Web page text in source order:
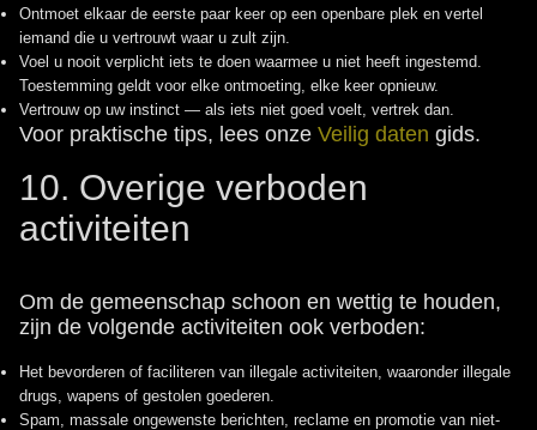
Ontmoet elkaar de eerste paar keer op een openbare plek en vertel
iemand die u vertrouwt waar u zult zijn.
Voel u nooit verplicht iets te doen waarmee u niet heeft ingestemd.
Toestemming geldt voor elke ontmoeting, elke keer opnieuw.
Vertrouw op uw instinct — als iets niet goed voelt, vertrek dan.
Voor praktische tips, lees onze Veilig daten gids.
10. Overige verboden
activiteiten
Om de gemeenschap schoon en wettig te houden,
zijn de volgende activiteiten ook verboden:
Het bevorderen of faciliteren van illegale activiteiten, waaronder illegale
drugs, wapens of gestolen goederen.
Spam, massale ongewenste berichten, reclame en promotie van niet-